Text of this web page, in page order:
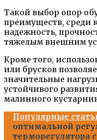
Такой выбор опор
преимуществ, среди
надежность,
тяжелым внешним
Кроме того,
или брусков
значительные
устойчивого
малинного
Популярные
оптимальной
терморегулятора